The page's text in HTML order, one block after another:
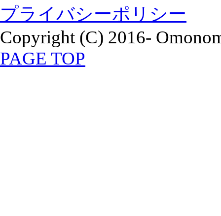
プライバシーポリシー
Copyright (C) 2016-
PAGE TOP